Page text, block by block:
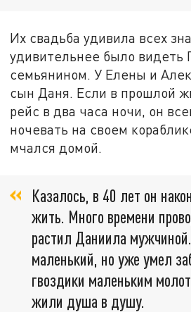
Их свадьба удивила всех
удивительнее было видеть
семьянином. У Елены и
сын Даня. Если в прошлой
рейс в два часа ночи, он
ночевать на своем
мчался домой.
Казалось, в 40 лет он
жить. Много времени
растил Даниила
маленький, но уже умел
гвоздики маленьким
жили душа в душу.